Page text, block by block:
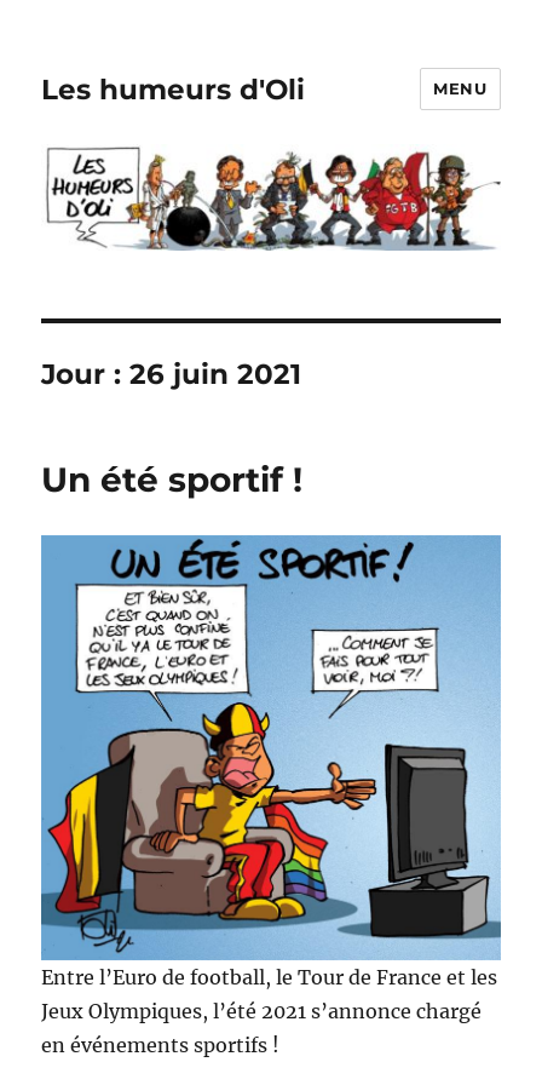
Les humeurs d'Oli MENU
Jour :26 juin 2021
Un été sportif !
Entre l’Euro de football, le Tour de France et les
Jeux Olympiques, l’été 2021 s’annonce chargé
en événements sportifs !